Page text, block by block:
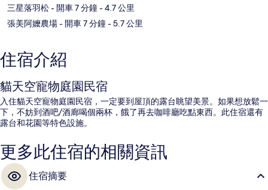
三星落羽松- 開車 7 分鐘- 4.7 公里
張美阿嬤農場- 開車 7 分鐘- 5.7 公里
住宿介紹
貓天空寵物庭園民宿
入住貓天空寵物庭園民宿，一定要到屋頂的露台眺望美景。如果想放鬆一
下，不妨到酒吧/酒廊喝個兩杯，餓了再去咖啡廳吃點東西。此住宿還有
露台和花園等特色設施。
更多此住宿的相關資訊
住宿摘要